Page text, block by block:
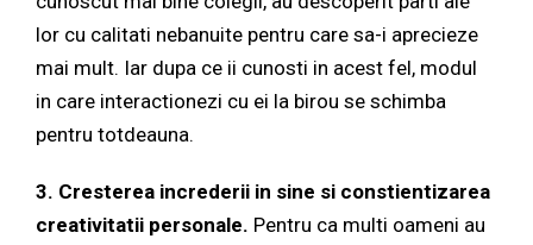
lor cu calitati nebanuite pentru care sa-i aprecieze
mai mult. Iar dupa ce ii cunosti in acest fel, modul
in care interactionezi cu ei la birou se schimba
pentru totdeauna.
3. Cresterea increderii in sine si constientizarea
creativitatii personale. Pentru ca multi oameni au